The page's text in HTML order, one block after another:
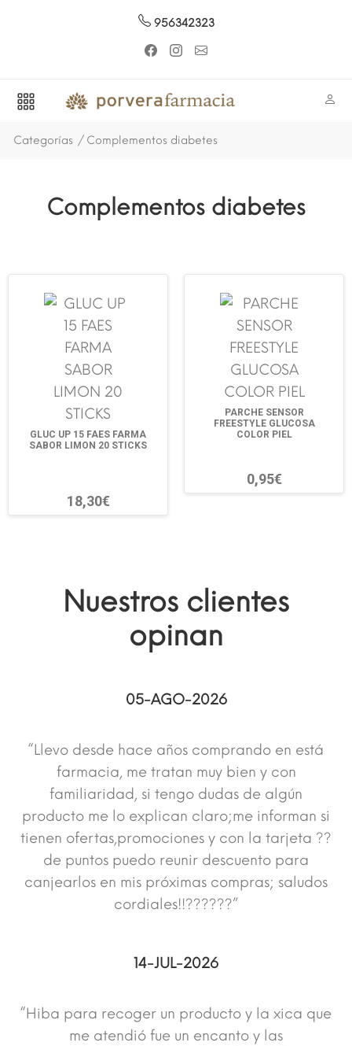
956342323
Categorías Complementos diabetes
Complementos diabetes
GLUC UP 15 FAES FARMA
SABOR LIMON 20 STICKS
18,30€
PARCHE SENSOR
FREESTYLE GLUCOSA
COLOR PIEL
0,95€
Nuestros clientes
opinan
05-AGO-2026
“Llevo desde hace años comprando en está
farmacia, me tratan muy bien y con
familiaridad, si tengo dudas de algún
producto me lo explican claro;me informan si
tienen ofertas,promociones y con la tarjeta ??
de puntos puedo reunir descuento para
canjearlos en mis próximas compras; saludos
cordiales!!??????”
14-JUL-2026
“Hiba para recoger un producto y la xica que
me atendió fue un encanto y las